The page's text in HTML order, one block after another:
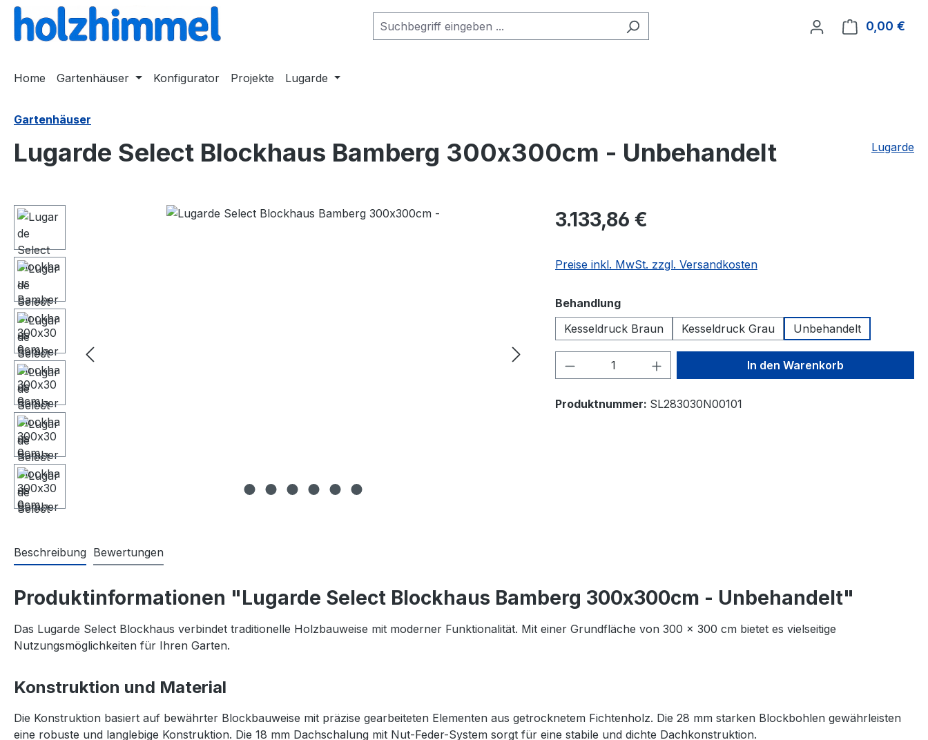
Zur Hauptnavigation springen
0,00 €
Home Gartenhäuser Konfigurator Projekte Lugarde
Gartenhäuser
Lugarde Select Blockhaus Bamberg 300x300cm - Unbehandelt Lugarde
Bildergalerie überspringen 3.133,86 €
Preise inkl. MwSt. zzgl. Versandkosten
Behandlungauswählen
Kesseldruck Braun
Kesseldruck Grau Unbehandelt
Produkt Anzahl: Gib den gewünschten Wert
In den Warenkorb
Produktnummer: SL283030N00101
Beschreibung Bewertungen
Produktinformationen "Lugarde Select Blockhaus Bamberg 300x300cm - Unbehandelt"
Das Lugarde Select Blockhaus verbindet traditionelle Holzbauweise mit moderner Funktionalität. Mit einer Grundfläche von 300 × 300 cm bietet es vielseitige
Nutzungsmöglichkeiten für Ihren Garten.
Konstruktion und Material
Die Konstruktion basiert auf bewährter Blockbauweise mit präzise gearbeiteten Elementen aus getrocknetem Fichtenholz. Die 28 mm starken Blockbohlen gewährleisten
eine robuste und langlebige Konstruktion. Die 18 mm Dachschalung mit Nut-Feder-System sorgt für eine stabile und dichte Dachkonstruktion.